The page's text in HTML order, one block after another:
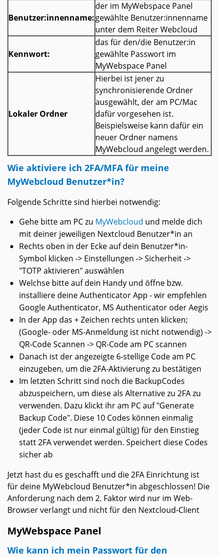
Benutzer:innenname:
der im MyWebspace Panel
gewählte Benutzer:innenname
unter dem Reiter Webcloud
Kennwort:
das für den/die Benutzer:in
gewählte Passwort im
MyWebspace Panel
Lokaler Ordner
Hierbei ist jener zu
synchronisierende Ordner
ausgewählt, der am PC/Mac
dafür vorgesehen ist.
Beispielsweise kann dafür ein
neuer Ordner namens
MyWebcloud angelegt werden.
Wie aktiviere ich 2FA/MFA für meine
MyWebcloud Benutzer*in?
Folgende Schritte sind hierbei notwendig:
Gehe bitte am PC zu MyWebcloud und melde dich
mit deiner jeweiligen Nextcloud Benutzer*in an
Rechts oben in der Ecke auf dein Benutzer*in-
Symbol klicken -> Einstellungen -> Sicherheit ->
"TOTP aktivieren" auswählen
Welchse bitte auf dein Handy und öffne bzw.
installiere deine Authenticator App - wir empfehlen
Google Authenticator, MS Authenticator oder Aegis
In der App das + Zeichen rechts unten klicken;
(Google- oder MS-Anmeldung ist nicht notwendig) ->
QR-Code Scannen -> QR-Code am PC scannen
Danach ist der angezeigte 6-stellige Code am PC
einzugeben, um die 2FA-Aktivierung zu bestätigen
Im letzten Schritt sind noch die BackupCodes
abzuspeichern, um diese als Alternative zu 2FA zu
verwenden. Dazu klickt ihr am PC auf "Generate
Backup Code". Diese 10 Codes können einmalig
(jeder Code ist nur einmal gültig) für den Einstieg
statt 2FA verwendet werden. Speichert diese Codes
sicher ab
Jetzt hast du es geschafft und die 2FA Einrichtung ist
für deine MyWebcloud Benutzer*in abgeschlossen! Die
Anforderung nach dem 2. Faktor wird nur im Web-
Browser verlangt und nicht für den Nextcloud-Client
MyWebspace Panel
Wie kann ich mein Passwort für den